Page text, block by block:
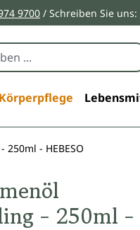
9700 / Schreiben Sie uns:
- HEBESO
- 250ml -